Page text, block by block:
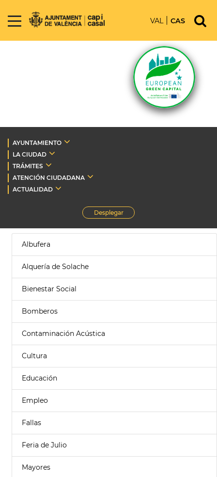
VAL CAS
AYUNTAMIENTO
LA CIUDAD
TRÁMITES
ATENCIÓN CIUDADANA
ACTUALIDAD
Desplegar
Albufera
Alquería de Solache
Bienestar Social
Bomberos
Contaminación Acústica
Cultura
Educación
Empleo
Fallas
Feria de Julio
Mayores